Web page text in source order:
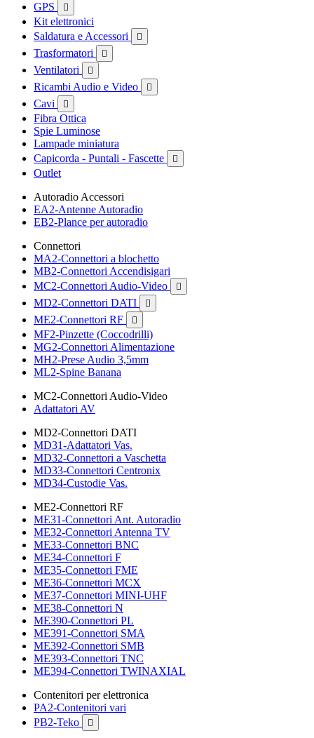
GPS 
Kit elettronici
Saldatura e Accessori

Trasformatori 
Ventilatori 
Ricambi Audio e Video 
Cavi 
Fibra Ottica
Spie Luminose
Lampade miniatura
Capicorda - Puntali - Fascette

Outlet
Autoradio Accessori
EA2-Antenne Autoradio
EB2-Plance per autoradio
Connettori
MA2-Connettori a blochetto
MB2-Connettori Accendisigari
MC2-Connettori Audio-Video

MD2-Connettori DATI 
ME2-Connettori RF 
MF2-Pinzette (Coccodrilli)
MG2-Connettori Alimentazione
MH2-Prese Audio 3,5mm
ML2-Spine Banana
MC2-Connettori Audio-Video
Adattatori AV
MD2-Connettori DATI
MD31-Adattatori Vas.
MD32-Connettori a Vaschetta
MD33-Connettori Centronix
MD34-Custodie Vas.
ME2-Connettori RF
ME31-Connettori Ant. Autoradio
ME32-Connettori Antenna TV
ME33-Connettori BNC
ME34-Connettori F
ME35-Connettori FME
ME36-Connettori MCX
ME37-Connettori MINI-UHF
ME38-Connettori N
ME390-Connettori PL
ME391-Connettori SMA
ME392-Connettori SMB
ME393-Connettori TNC
ME394-Connettori TWINAXIAL
Contenitori per elettronica
PA2-Contenitori vari
PB2-Teko
